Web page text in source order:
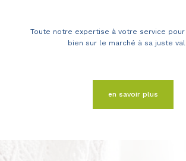
Toute notre expertise à votre service
bien sur le marché à sa juste
en savoir plus